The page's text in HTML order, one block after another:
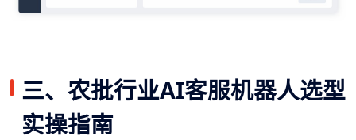
三、农批行业AI客服机器人选型
实操指南